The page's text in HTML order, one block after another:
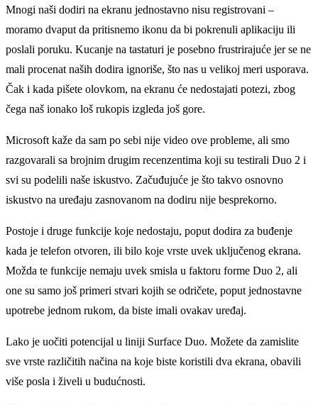
Mnogi naši dodiri na ekranu jednostavno nisu registrovani –
moramo dvaput da pritisnemo ikonu da bi pokrenuli aplikaciju ili
poslali poruku. Kucanje na tastaturi je posebno frustrirajuće jer se ne
mali procenat naših dodira ignoriše, što nas u velikoj meri usporava.
Čak i kada pišete olovkom, na ekranu će nedostajati potezi, zbog
čega naš ionako loš rukopis izgleda još gore.
Microsoft kaže da sam po sebi nije video ove probleme, ali smo
razgovarali sa brojnim drugim recenzentima koji su testirali Duo 2 i
svi su podelili naše iskustvo. Začuđujuće je što takvo osnovno
iskustvo na uređaju zasnovanom na dodiru nije besprekorno.
Postoje i druge funkcije koje nedostaju, poput dodira za buđenje
kada je telefon otvoren, ili bilo koje vrste uvek uklјučenog ekrana.
Možda te funkcije nemaju uvek smisla u faktoru forme Duo 2, ali
one su samo još primeri stvari kojih se odričete, poput jednostavne
upotrebe jednom rukom, da biste imali ovakav uređaj.
Lako je uočiti potencijal u liniji Surface Duo. Možete da zamislite
sve vrste različitih načina na koje biste koristili dva ekrana, obavili
više posla i živeli u budućnosti.